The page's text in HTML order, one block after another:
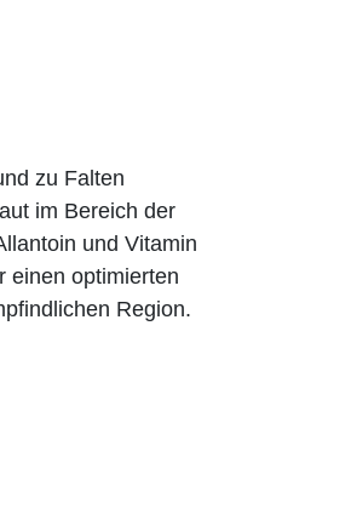
zu Falten
im Bereich der
und Vitamin
einen optimierten
Region.